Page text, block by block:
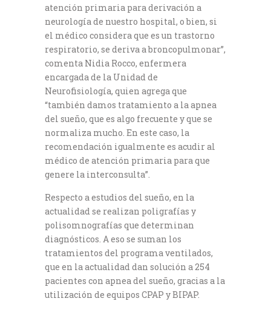
atención primaria para derivación a
neurología de nuestro hospital, o bien, si
el médico considera que es un trastorno
respiratorio, se deriva a broncopulmonar”,
comenta Nidia Rocco, enfermera
encargada de la Unidad de
Neurofisiología, quien agrega que
“también damos tratamiento a la apnea
del sueño, que es algo frecuente y que se
normaliza mucho. En este caso, la
recomendación igualmente es acudir al
médico de atención primaria para que
genere la interconsulta”.
Respecto a estudios del sueño, en la
actualidad se realizan poligrafías y
polisomnografías que determinan
diagnósticos. A eso se suman los
tratamientos del programa ventilados,
que en la actualidad dan solución a 254
pacientes con apnea del sueño, gracias a la
utilización de equipos CPAP y BIPAP.